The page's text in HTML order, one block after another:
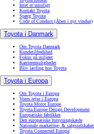
Intet er umuligt
Kontakt Toyota
Spørg Toyota
Code of Conduct (Åben i nyt vindue)
Toyota i Danmark
Om Toyota Danmark
Kundetilfredshed
Fokus på miljøet
Karrieremuligheder
Bliv lærling hos Toyota
Toyota i Europa
Om Toyota i Europa
Vores rejse i Europa
Toyota Motor Europe
Toyota Europe Design Development
Europæiske fabrikker
Den europæiske forsyningskæde
Nationale marketing- & salgsselskaber
Toyota Connected Europa